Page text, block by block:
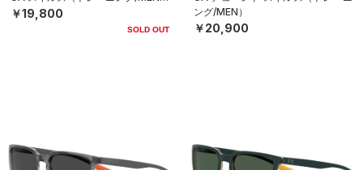
￥19,800
SOLD OUT
ング/MEN）
￥20,900